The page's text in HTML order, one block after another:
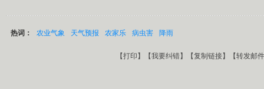
热词： 农业气象 天气预报 农家乐 病虫害 降雨
【打印 】【我要纠错】【复制链接】【转发邮件